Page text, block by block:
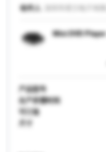
收件人
Mini DVD Player
产品型号
生产所需时间
可订造